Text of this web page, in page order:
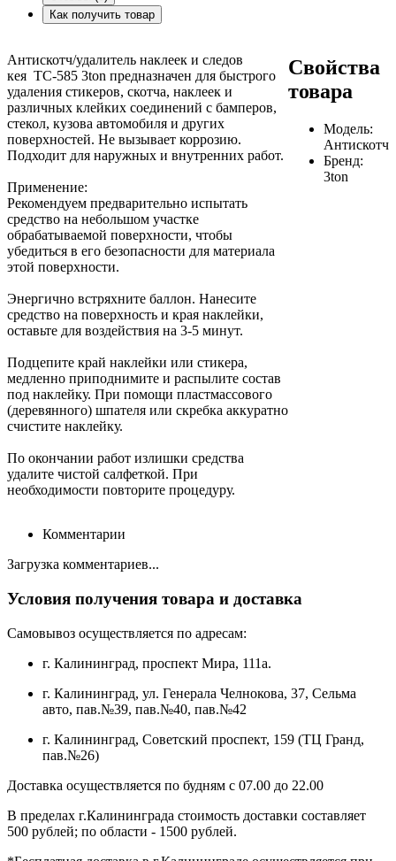
Как получить товар
Антискотч/удалитель наклеек и следов
кея ТС-585 3ton предназначен для быстрого
удаления стикеров, скотча, наклеек и
различных клейких соединений с бамперов,
стекол, кузова автомобиля и других
поверхностей. Не вызывает коррозию.
Подходит для наружных и внутренних работ.
Применение:
Рекомендуем предварительно испытать
средство на небольшом участке
обрабатываемой поверхности, чтобы
убедиться в его безопасности для материала
этой поверхности.
Энергично встряхните баллон. Нанесите
средство на поверхность и края наклейки,
оставьте для воздействия на 3-5 минут.
Подцепите край наклейки или стикера,
медленно приподнимите и распылите состав
под наклейку. При помощи пластмассового
(деревянного) шпателя или скребка аккуратно
счистите наклейку.
По окончании работ излишки средства
удалите чистой салфеткой. При
необходимости повторите процедуру.
Свойства
товара
Модель:
Антискотч
Бренд:
3ton
Комментарии
Загрузка комментариев...
Условия получения товара и доставка
Самовывоз осуществляется по адресам:
г. Калининград, проспект Мира, 111а.
г. Калининград, ул. Генерала Челнокова, 37, Сельма
авто, пав.№39, пав.№40, пав.№42
г. Калининград, Советский проспект, 159 (ТЦ Гранд,
пав.№26)
Доставка осуществляется по будням с 07.00 до 22.00
В пределах г.Калининграда стоимость доставки составляет
500 рублей; по области - 1500 рублей.